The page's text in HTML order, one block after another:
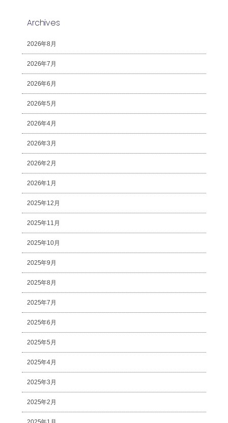
Archives
2026年8月
2026年7月
2026年6月
2026年5月
2026年4月
2026年3月
2026年2月
2026年1月
2025年12月
2025年11月
2025年10月
2025年9月
2025年8月
2025年7月
2025年6月
2025年5月
2025年4月
2025年3月
2025年2月